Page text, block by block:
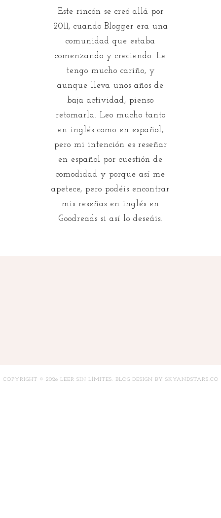
Este rincón se creó allá por
2011, cuando Blogger era una
comunidad que estaba
comenzando y creciendo. Le
tengo mucho cariño, y
aunque lleva unos años de
baja actividad, pienso
retomarla. Leo mucho tanto
en inglés como en español,
pero mi intención es reseñar
en español por cuestión de
comodidad y porque así me
apetece, pero podéis encontrar
mis reseñas en inglés en
Goodreads si así lo deseáis.
COPYRIGHT © 2026 LEER SIN LÍMITES. BLOG DESIGN BY SKYANDSTARS.CO